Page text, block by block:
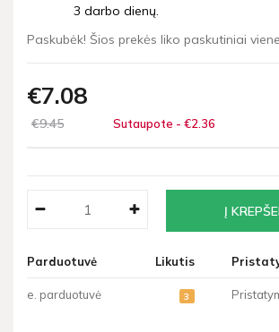
3 darbo dienų.
Paskubėk! Šios prekės liko paskutiniai
€7 08
€945 Sutaupote - €2 36
Parduotuvė Likutis
e. parduotuvė 3